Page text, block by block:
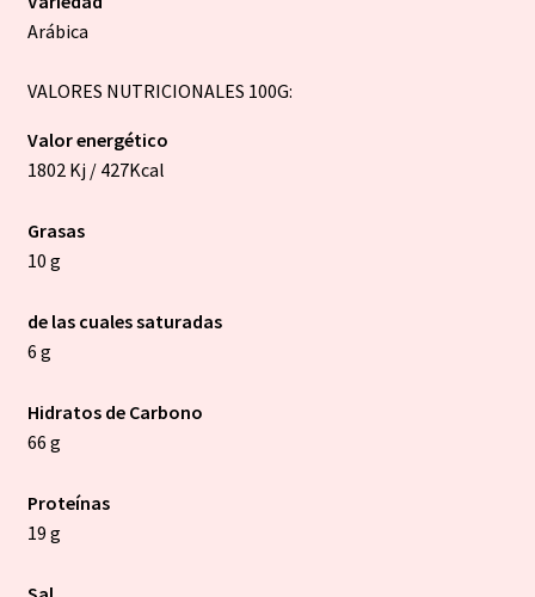
Arábica
VALORES NUTRICIONALES 100G:
Valor energético
1802 Kj / 427Kcal
Grasas
10 g
de las cuales saturadas
6 g
Hidratos de Carbono
66 g
Proteínas
19 g